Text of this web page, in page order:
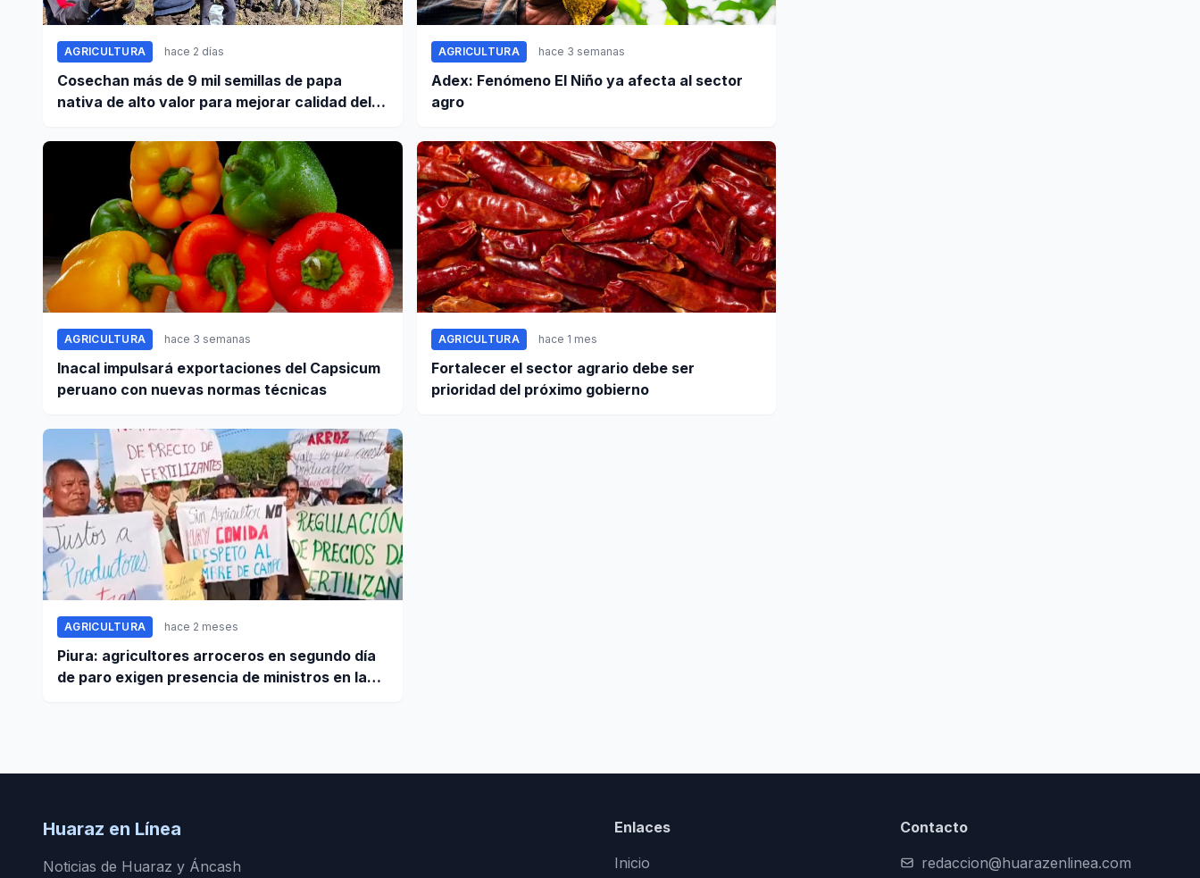
AGRICULTURA hace 2 días
Cosechan más de 9 mil semillas de papa
nativa de alto valor para mejorar calidad del
AGRICULTURA hace 3 semanas
Adex: Fenómeno El Niño ya afecta al sector
agro
AGRICULTURA hace 3 semanas
Inacal impulsará exportaciones del Capsicum
peruano con nuevas normas técnicas
AGRICULTURA hace 1 mes
Fortalecer el sector agrario debe ser
prioridad del próximo gobierno
AGRICULTURA hace 2 meses
Piura: agricultores arroceros en segundo día
de paro exigen presencia de ministros en la
Huaraz en Línea
Noticias de Huaraz y Áncash
Enlaces
Inicio
Contacto
redaccion@huarazenlinea.com